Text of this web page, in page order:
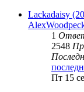
Lackadaisy
1
2548
Пт 15